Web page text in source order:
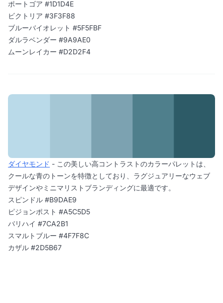
ポートゴア #1D1D4E
ビクトリア #3F3F88
ブルーバイオレット #5F5FBF
ダルラベンダー #9A9AE0
ムーンレイカー #D2D2F4
ダイヤモンド - この美しい高コントラストのカラーパレットは、
クールな青のトーンを特徴としており、ラグジュアリーなウェブ
デザインやミニマリストブランディングに最適です。
スピンドル #B9DAE9
ピジョンポスト #A5C5D5
バリハイ #7CA2B1
スマルトブルー #4F7F8C
カザル #2D5B67